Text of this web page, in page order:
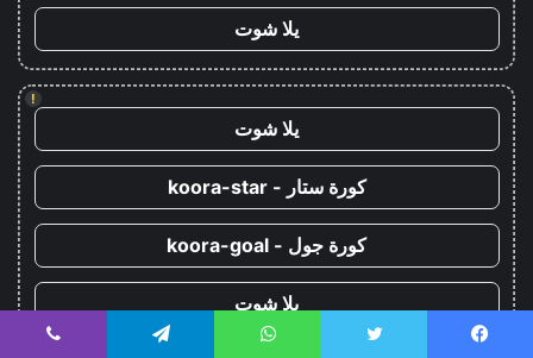
يلا شوت
!
يلا شوت
كورة ستار - koora-star
كورة جول - koora-goal
يلا شوت